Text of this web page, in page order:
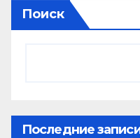
Поиск
Последние